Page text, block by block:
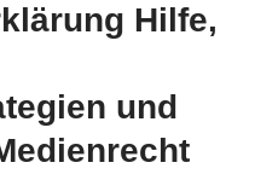
Hilfe,
und